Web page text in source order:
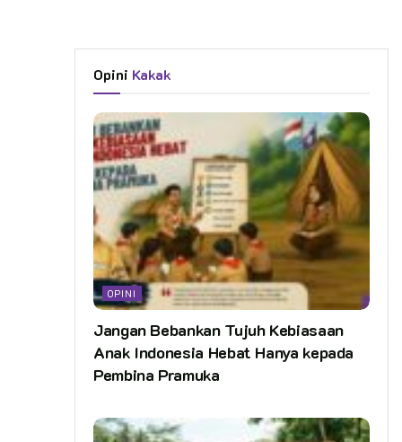
Opini Kakak
OPINI
Jangan Bebankan Tujuh Kebiasaan
Anak Indonesia Hebat Hanya kepada
Pembina Pramuka